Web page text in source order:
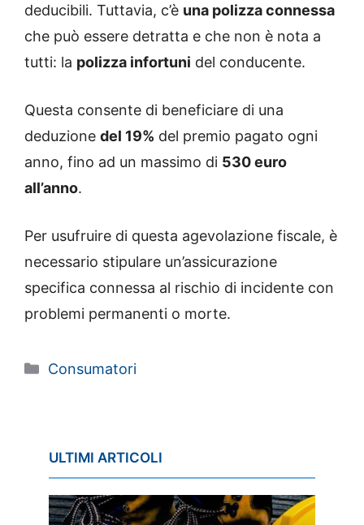
deducibili. Tuttavia, c’è una polizza connessa
che può essere detratta e che non è nota a
tutti: la polizza infortuni del conducente.
Questa consente di beneficiare di una
deduzione del 19% del premio pagato ogni
anno, fino ad un massimo di 530 euro
all’anno.
Per usufruire di questa agevolazione fiscale, è
necessario stipulare un’assicurazione
specifica connessa al rischio di incidente con
problemi permanenti o morte.
Categorie
Consumatori
ULTIMI ARTICOLI